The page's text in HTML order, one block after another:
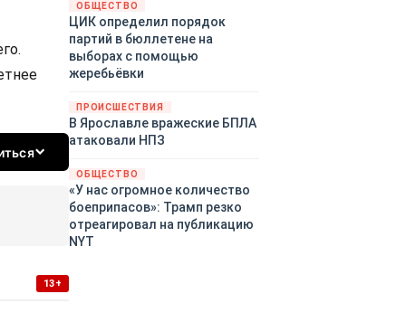
13+
Политический кризис в
Британии и Германии, выборы
во Франции могут полностью
изменить геополитический
ландшафт в мире, пока
Зеленский ожидает выборов
в США.
ОБЩЕСТВО
ЦИК определил порядок
партий в бюллетене на
выборах с помощью
жеребьёвки
ПРОИСШЕСТВИЯ
В Ярославле вражеские БПЛА
атаковали НПЗ
ОБЩЕСТВО
«У нас огромное количество
боеприпасов»: Трамп резко
отреагировал на публикацию
NYT